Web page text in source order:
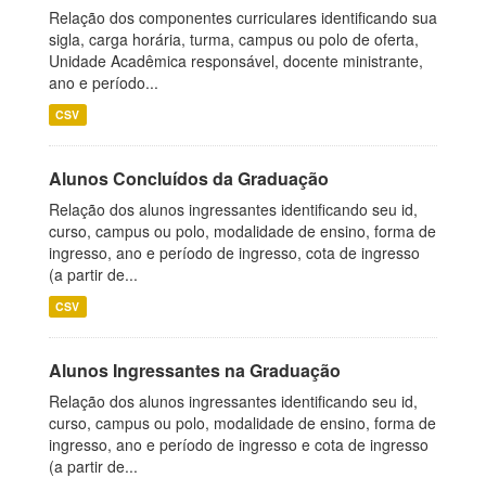
Relação dos componentes curriculares identificando sua
sigla, carga horária, turma, campus ou polo de oferta,
Unidade Acadêmica responsável, docente ministrante,
ano e período...
CSV
Alunos Concluídos da Graduação
Relação dos alunos ingressantes identificando seu id,
curso, campus ou polo, modalidade de ensino, forma de
ingresso, ano e período de ingresso, cota de ingresso
(a partir de...
CSV
Alunos Ingressantes na Graduação
Relação dos alunos ingressantes identificando seu id,
curso, campus ou polo, modalidade de ensino, forma de
ingresso, ano e período de ingresso e cota de ingresso
(a partir de...